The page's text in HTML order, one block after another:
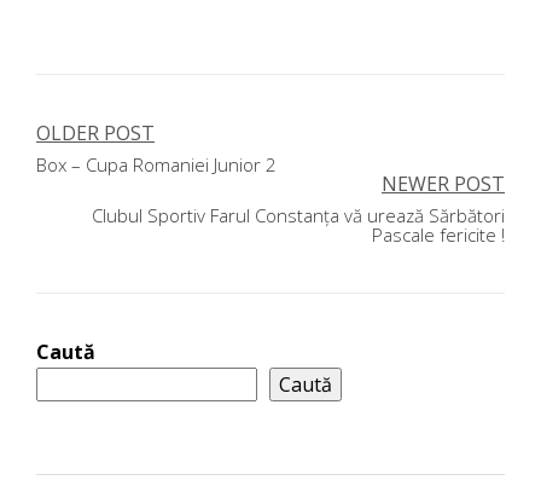
Navigare
în
articole
OLDER POST
Box – Cupa Romaniei Junior 2
NEWER POST
Clubul Sportiv Farul Constanța vă urează Sărbători
Pascale fericite !
Caută
Caută